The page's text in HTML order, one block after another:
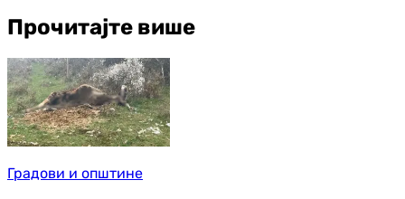
Прочитајте више
Градови и општине